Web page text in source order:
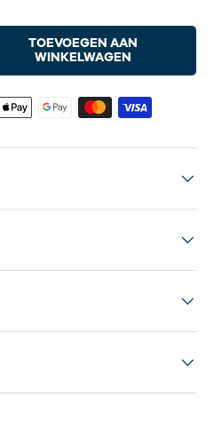
TOEVOEGEN AAN
WINKELWAGEN